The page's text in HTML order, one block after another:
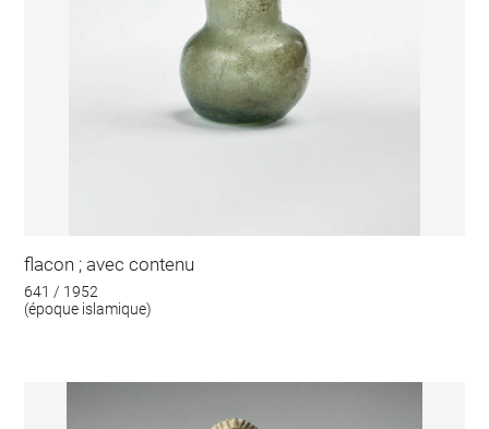
flacon ; avec contenu
641 / 1952
(époque islamique)